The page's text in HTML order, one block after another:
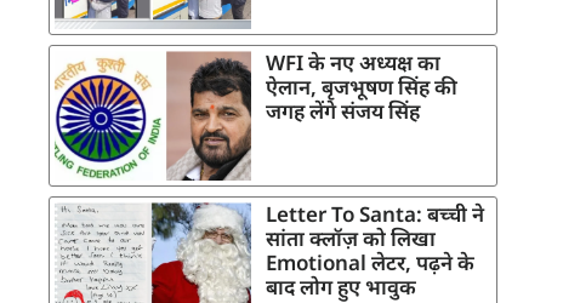
WFI के नए अध्यक्ष का
ऐलान, बृजभूषण सिंह की
जगह लेंगे संजय सिंह
Letter To Santa: बच्ची ने
सांता क्लॉज़ को लिखा
Emotional लेटर, पढ़ने के
बाद लोग हुए भावुक